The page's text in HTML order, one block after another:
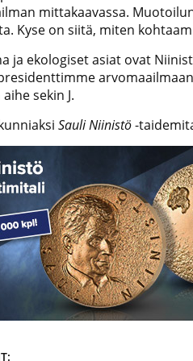
mittakaavassa.
Kyse on siitä, miten
ja ekologiset asiat ovat
sekin J.
Sauli Niinistö-